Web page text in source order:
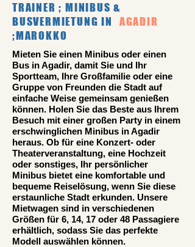
TRAINER ; MINIBUS &
BUSVERMIETUNG IN
AGADIR
;MAROKKO
Mieten Sie einen Minibus oder einen
Bus in Agadir, damit Sie und Ihr
Sportteam, Ihre Großfamilie oder eine
Gruppe von Freunden die Stadt auf
einfache Weise gemeinsam genießen
können. Holen Sie das Beste aus Ihrem
Besuch mit einer großen Party in einem
erschwinglichen Minibus in Agadir
heraus. Ob für eine Konzert- oder
Theaterveranstaltung, eine Hochzeit
oder sonstiges, Ihr persönlicher
Minibus bietet eine komfortable und
bequeme Reiselösung, wenn Sie diese
erstaunliche Stadt erkunden. Unsere
Mietwagen sind in verschiedenen
Größen für 6, 14, 17 oder 48 Passagiere
erhältlich, sodass Sie das perfekte
Modell auswählen können.